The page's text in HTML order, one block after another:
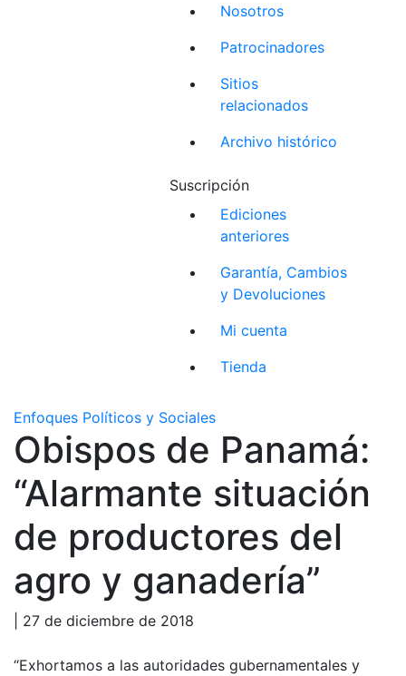
Nosotros
Patrocinadores
Sitios
relacionados
Archivo histórico
Suscripción
Ediciones
anteriores
Garantía, Cambios
y Devoluciones
Mi cuenta
Tienda
Enfoques Políticos y Sociales
Obispos de Panamá:
“Alarmante situación
de productores del
agro y ganadería”
| 27 de diciembre de 2018
“Exhortamos a las autoridades gubernamentales y